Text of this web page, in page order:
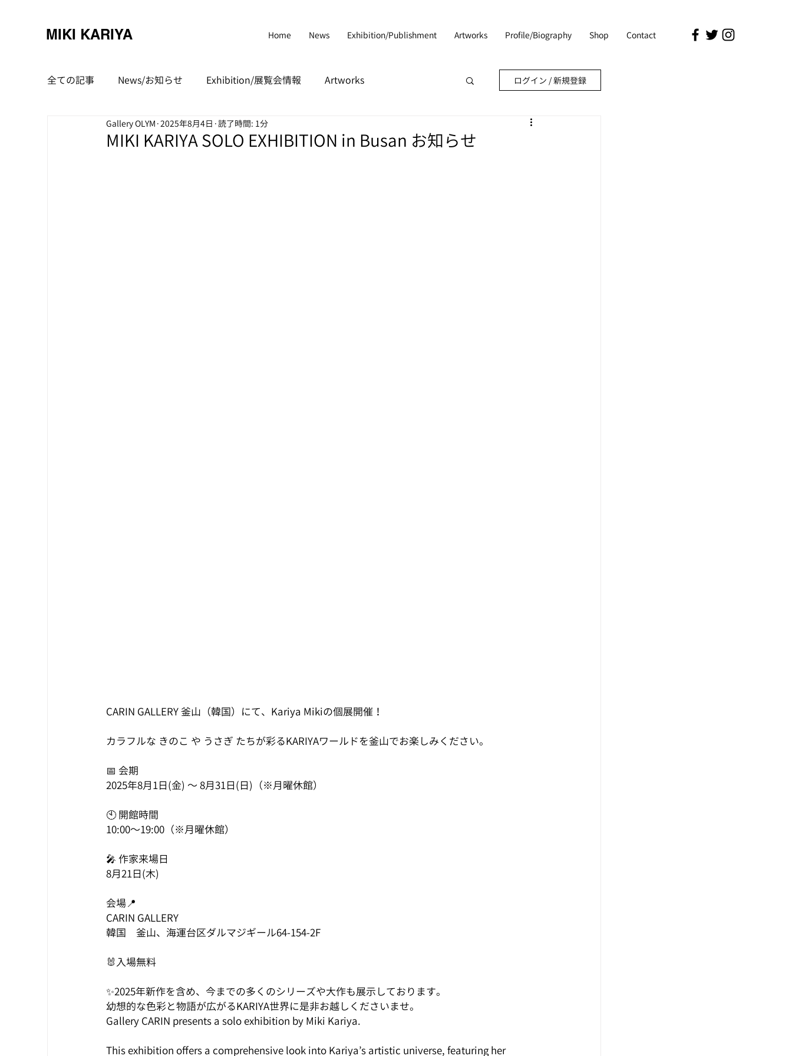
MIKI KARIYA Home News Exhibition/Publishment Artworks Profile/Biography Shop Contact
全ての記事 News/お知らせ Exhibition/展覧会情報 Artworks ログイン / 新規登録
MIKI KARIYA SOLO EXHIBITION in Busan お知らせ
Gallery OLYM 2025年8月4日 読了時間: 1分
CARIN GALLERY 釜山（韓国）にて、Kariya Mikiの個展開催！
カラフルな きのこ や うさぎ たちが彩るKARIYAワールドを釜山でお楽しみください。
📅 会期
2025年8月1日(金) ～ 8月31日(日)（※月曜休館）
🕙 開館時間
10:00～19:00（※月曜休館）
🎤 作家来場日
8月21日(木)
会場📍
CARIN GALLERY
韓国　釜山、海運台区ダルマジギール64-154-2F
🐰入場無料
✨2025年新作を含め、今までの多くのシリーズや大作も展示しております。
幼想的な色彩と物語が広がるKARIYA世界に是非お越しくださいませ。
Gallery CARIN presents a solo exhibition by Miki Kariya.
This exhibition offers a comprehensive look into Kariya’s artistic universe, featuring her